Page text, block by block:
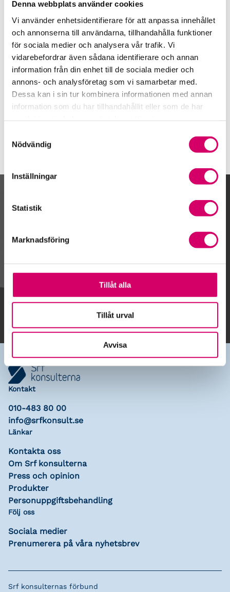
Denna webbplats använder cookies
Vi använder enhetsidentifierare för att anpassa innehållet
och annonserna till användarna, tillhandahålla funktioner
för sociala medier och analysera vår trafik. Vi
vidarebefordrar även sådana identifierare och annan
information från din enhet till de sociala medier och
annons- och analysföretag som vi samarbetar med.
Dessa kan i sin tur kombinera informationen med annan
information som du har tillhandahållit eller som de har
Nödvändig
Inställningar
Statistik
Marknadsföring
Tillåt alla
Tillåt urval
Avvisa
Christian Bergsten Karlsson
Srf Auktoriserade konsulter
Christian Bergsten Karlsson
Auktoriserad Lönekonsult
Alingsås
Kalendarium
Lägg till i kalender
Kontakt
010-483 80 00
info@srfkonsult.se
Länkar
Kontakta oss
Om Srf konsulterna
Press och opinion
Produkter
Personuppgiftsbehandling
Följ oss
Sociala medier
Prenumerera på våra nyhetsbrev
Srf konsulternas förbund